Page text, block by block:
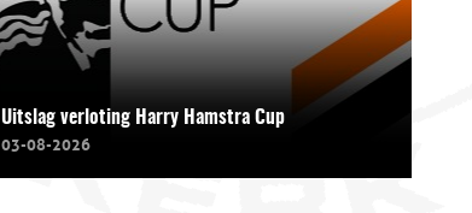
Uitslag verloting Harry Hamstra Cup
03-08-2026